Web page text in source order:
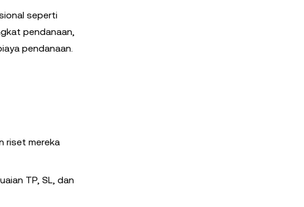
seperti
pendanaan,
pendanaan.
riset mereka
TP, SL, dan